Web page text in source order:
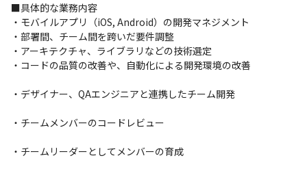
■具体的な業務内容
・モバイルアプリ（iOS, Android）の開発マネジメント
・部署間、チーム間を跨いだ要件調整
・アーキテクチャ、ライブラリなどの技術選定
・コードの品質の改善や、自動化による開発環境の改善
・デザイナー、QAエンジニアと連携したチーム開発
・チームメンバーのコードレビュー
・チームリーダーとしてメンバーの育成